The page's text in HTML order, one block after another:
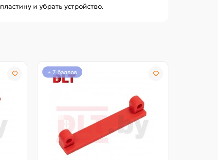
и убрать устройство.
+ 7 баллов